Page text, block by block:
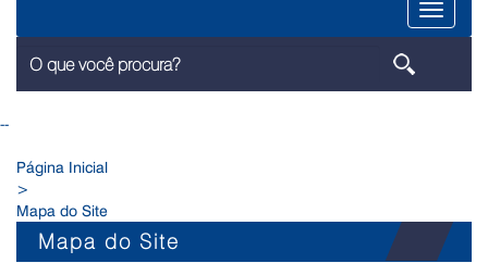
Menu
--
Página Inicial
>
Mapa do Site
Mapa do Site